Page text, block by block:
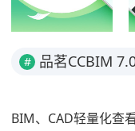
# 品茗CCBIM
BIM、CAD轻量化查